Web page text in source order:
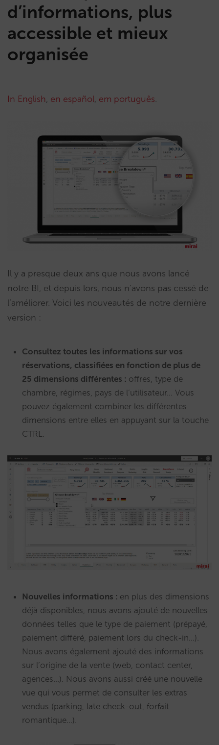
d’informations, plus
accessible et mieux
organisée
In English, en español, em português.
Il y a presque deux ans que nous avons lancé
notre BI, et depuis lors, nous n’avons pas cessé de
l’améliorer. Voici les nouveautés de notre dernière
version :
Consultez toutes les informations sur vos
réservations, classifiées en fonction de plus de
25 dimensions différentes : offres, type de
chambre, régimes, pays de l’utilisateur… Vous
pouvez également combiner les différentes
dimensions entre elles en appuyant sur la touche
CTRL.
Nouvelles informations : en plus des dimensions
déjà disponibles, nous avons ajouté de nouvelles
données telles que le type de paiement (prépayé,
paiement différé, paiement lors du check-in…).
Nous avons également ajouté des informations
sur l’origine de la vente (web, contact center,
agences…). Nous avons aussi créé une nouvelle
vue qui vous permet de consulter les extras
vendus (parking, late check-out, forfait
romantique…).